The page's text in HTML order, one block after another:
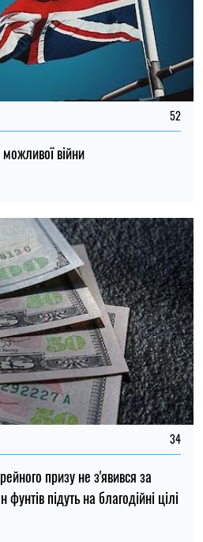
52
можливої війни
34
призу не з'явився за
підуть на благодійні цілі